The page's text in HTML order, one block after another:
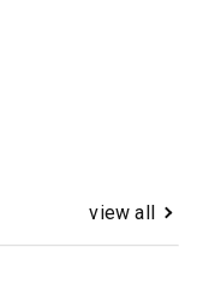
view all